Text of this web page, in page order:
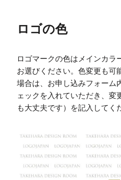
ロゴの色
ロゴマークの色はメインカラ
お選びください。色変更も可
場合は、お申し込みフォーム
ェックを入れていただき、変
も大丈夫です）を記入してく